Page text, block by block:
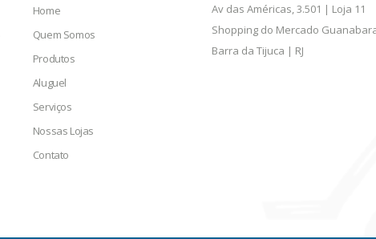
Home
Quem Somos
Produtos
Aluguel
Serviços
Nossas Lojas
Contato
Av das Américas, 3.501 | Loja 11
Shopping do Mercado
Barra da Tijuca | RJ